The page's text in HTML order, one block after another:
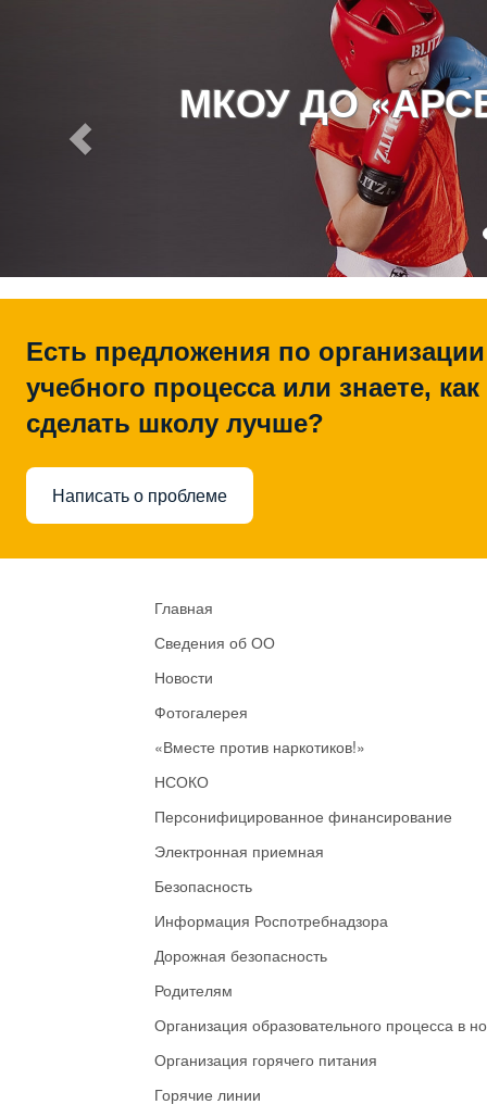
МКОУ ДО
Есть предложения по организации
учебного процесса или знаете, как
сделать школу лучше?
Написать о проблеме
Главная
Сведения об ОО
Новости
Фотогалерея
«Вместе против наркотиков!»
НСОКО
Персонифицированное финансирование
Электронная приемная
Безопасность
Информация Роспотребнадзора
Дорожная безопасность
Родителям
Организация образовательного процесса в
Организация горячего питания
Горячие линии